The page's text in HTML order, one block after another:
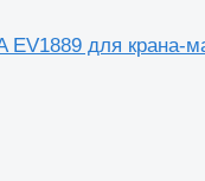
EV1889 для крана-